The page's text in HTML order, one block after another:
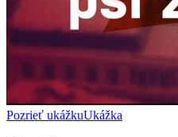
Pozrieť ukážkuUkážka